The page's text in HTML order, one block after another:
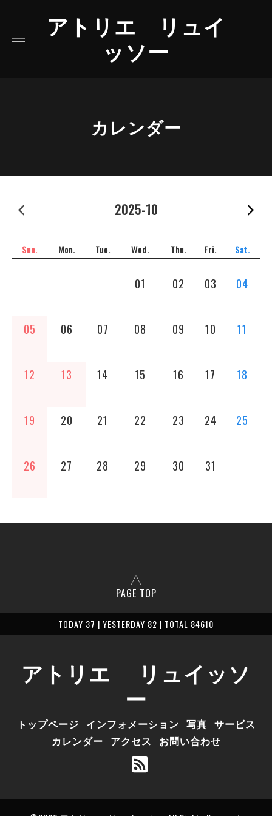
アトリエ リュイ
ッソー
カレンダー
2025-10
Sun. Mon. Tue. Wed. Thu. Fri. Sat.
01 02 03 04
05 06 07 08 09 10 11
12 13 14 15 16 17 18
19 20 21 22 23 24 25
26 27 28 29 30 31
PAGE TOP
TODAY 37 | YESTERDAY 82 | TOTAL 84610
アトリエ リュイッソ
ー
トップページ インフォメーション 写真 サービス
カレンダー アクセス お問い合わせ